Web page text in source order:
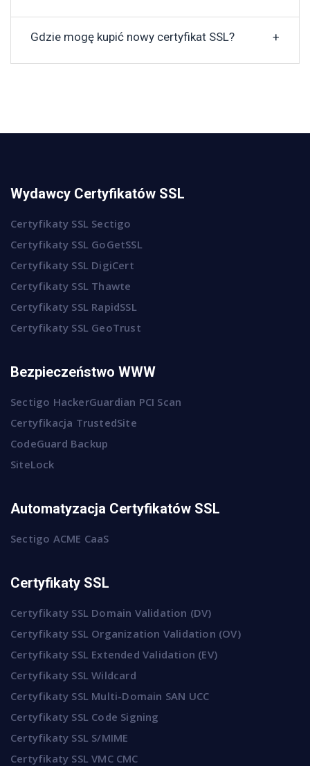
Gdzie mogę kupić nowy certyfikat SSL?
Wydawcy Certyfikatów SSL
Certyfikaty SSL Sectigo
Certyfikaty SSL GoGetSSL
Certyfikaty SSL DigiCert
Certyfikaty SSL Thawte
Certyfikaty SSL RapidSSL
Certyfikaty SSL GeoTrust
Bezpieczeństwo WWW
Sectigo HackerGuardian PCI Scan
Certyfikacja TrustedSite
CodeGuard Backup
SiteLock
Automatyzacja Certyfikatów SSL
Sectigo ACME CaaS
Certyfikaty SSL
Certyfikaty SSL Domain Validation (DV)
Certyfikaty SSL Organization Validation (OV)
Certyfikaty SSL Extended Validation (EV)
Certyfikaty SSL Wildcard
Certyfikaty SSL Multi-Domain SAN UCC
Certyfikaty SSL Code Signing
Certyfikaty SSL S/MIME
Certyfikaty SSL VMC CMC